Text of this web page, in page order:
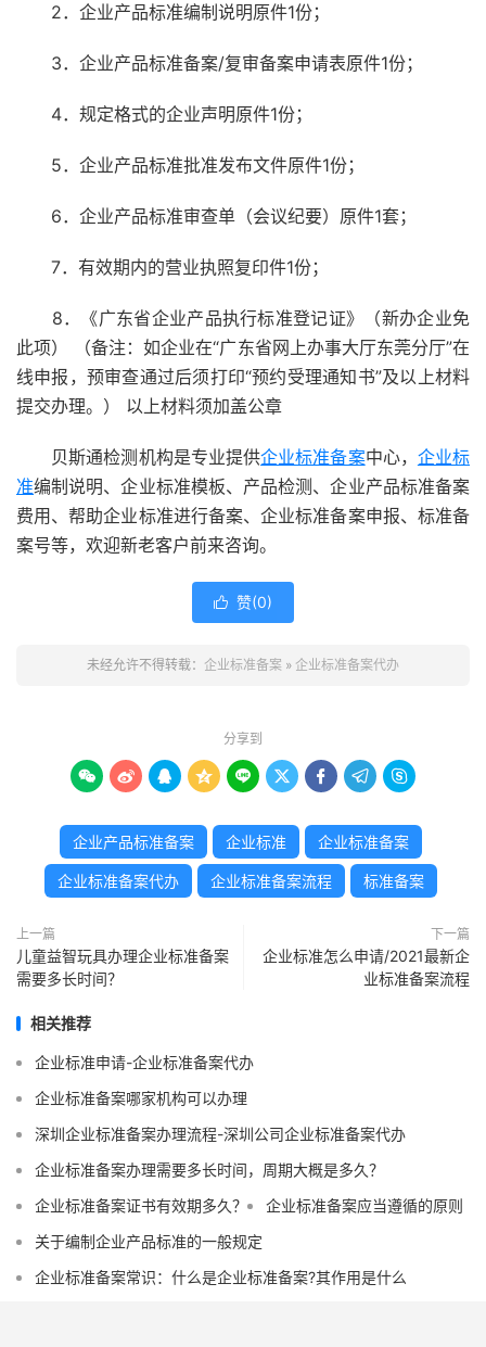
2．企业产品标准编制说明原件1份；
3．企业产品标准备案/复审备案申请表原件1份；
4．规定格式的企业声明原件1份；
5．企业产品标准批准发布文件原件1份；
6．企业产品标准审查单（会议纪要）原件1套；
7．有效期内的营业执照复印件1份；
8．《广东省企业产品执行标准登记证》（新办企业免
此项） （备注：如企业在“广东省网上办事大厅东莞分厅”在
线申报，预审查通过后须打印“预约受理通知书”及以上材料
提交办理。） 以上材料须加盖公章
贝斯通检测机构是专业提供企业标准备案中心， 企业标
准编制说明、企业标准模板、产品检测、企业产品标准备案
费用、帮助企业标准进行备案、企业标准备案申报、标准备
案号等，欢迎新老客户前来咨询。
 赞(0)
未经允许不得转载： 企业标准备案 » 企业标准备案代办
分享到
        
企业产品标准备案 企业标准 企业标准备案
企业标准备案代办 企业标准备案流程 标准备案
上一篇
儿童益智玩具办理企业标准备案
需要多长时间？
下一篇
企业标准怎么申请/2021最新企
业标准备案流程
相关推荐
企业标准申请-企业标准备案代办
企业标准备案哪家机构可以办理
深圳企业标准备案办理流程-深圳公司企业标准备案代办
企业标准备案办理需要多长时间，周期大概是多久？
企业标准备案证书有效期多久？
企业标准备案应当遵循的原则
关于编制企业产品标准的一般规定
企业标准备案常识：什么是企业标准备案?其作用是什么